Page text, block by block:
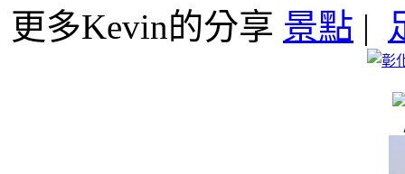
更多Kevin的分享 景點 |